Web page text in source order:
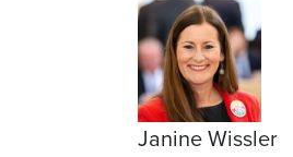
Janine Wissler